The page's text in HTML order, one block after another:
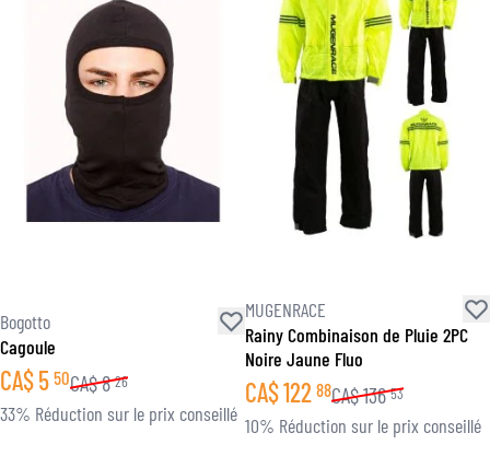
Bogotto
Cagoule
CA$5 50CA$8 26
33% Réduction sur le prix conseillé
MUGENRACE
Rainy Combinaison de Pluie 2PC
Noire Jaune Fluo
CA$122 88CA$136 53
10% Réduction sur le prix conseillé